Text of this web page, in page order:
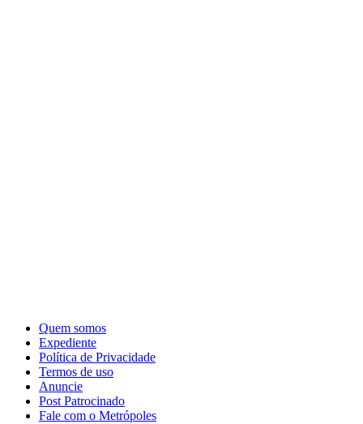
Quem somos
Expediente
Política de Privacidade
Termos de uso
Anuncie
Post Patrocinado
Fale com o Metrópoles